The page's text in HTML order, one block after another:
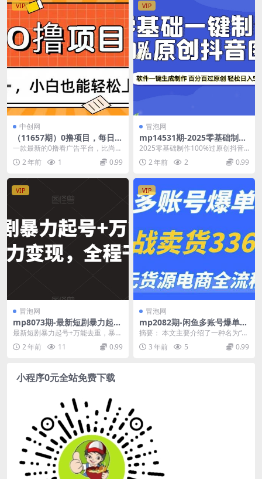
VIP
中创网
（11657期）0撸项目，每日正
常玩手机，日收500+，小白也
一款最新的0撸看广告平台，比尚
玩，玩赚收益更高，最主要是咱们
去玩完全免费每天只需...
2 年前 1 0.99
VIP
冒泡网
mp14531期-2025零基础制作
100%过原创抖音图文 软件一
键生成制作 轻松日入500+
2025零基础制作100%过原创抖音
图文 软件一键生成制作 轻松日入50
0+ 抖...
2 年前 2 0.99
VIP
冒泡网
mp8073期-最新短剧暴力起号
+万能去重，暴力变现，全程
最新短剧暴力起号+万能去重，暴力
变现，全程干货【揭秘】 项目内
容： 3想长期做就...
2 年前 11 0.99
VIP
冒泡网
mp2082期-闲鱼多账号爆单玩
法，无货源电商全流程，超简
单的0门槛变现项目【揭秘】
(揭秘无货源电商全流程，轻松
摘要： 本文主要介绍了一种名为“闲
鱼多账号爆单玩法”的无货源电商全
流程，这是一种...
3 年前 5 0.99
小程序0元全站免费下载